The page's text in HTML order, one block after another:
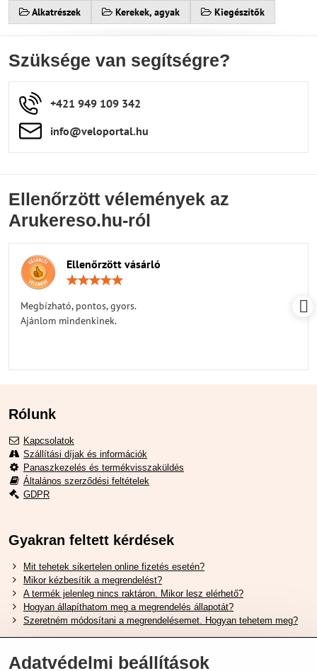
Alkatrészek Kerekek, agyak Kiegészítők
Szüksége van segítségre?
+421 949 109 342
info​​@veloportal​.hu
Ellenőrzött vélemények az
Arukereso.hu-ról
Ellenőrzött vásárló
Megbízható, pontos, gyors.
Ajánlom mindenkinek.
Rólunk
Kapcsolatok
Szállítási díjak és információk
Panaszkezelés és termékvisszaküldés
Általános szerződési feltételek
GDPR
Gyakran feltett kérdések
Mit tehetek sikertelen online fizetés esetén?
Mikor kézbesítik a megrendelést?
A termék jelenleg nincs raktáron. Mikor lesz elérhető?
Hogyan állapíthatom meg a megrendelés állapotát?
Szeretném módosítani a megrendelésemet. Hogyan tehetem meg?
Hasznos Linkek
Adatvédelmi beállítások